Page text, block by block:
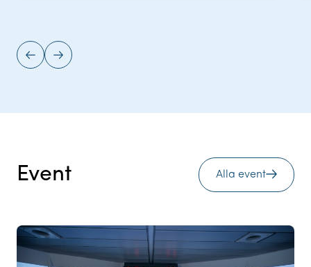
Föregående
Nästa
Event Alla event